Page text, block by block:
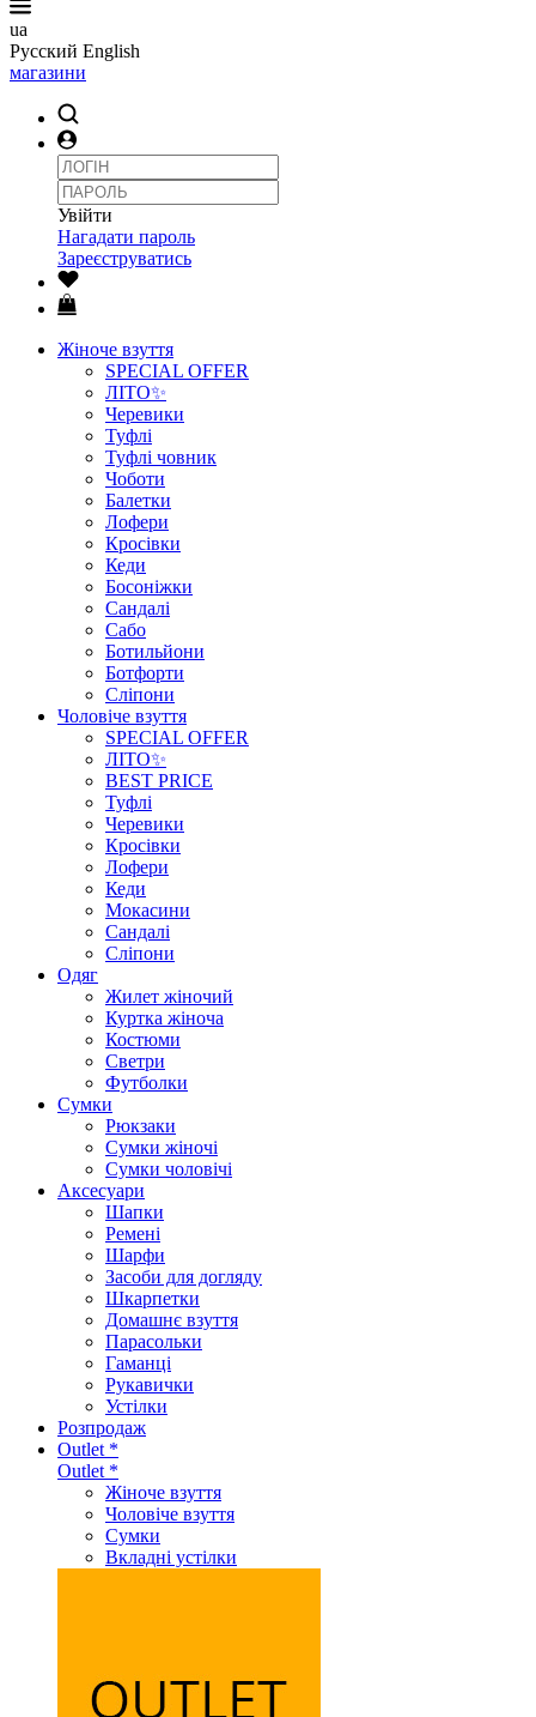
ua
Русский English
магазини
Увійти
Нагадати пароль
Зареєструватись
Жіноче взуття
SPECIAL OFFER
ЛІТО✨
Черевики
Туфлі
Туфлі човник
Чоботи
Балетки
Лофери
Кросівки
Кеди
Босоніжки
Сандалі
Сабо
Ботильйони
Ботфорти
Сліпони
Чоловіче взуття
SPECIAL OFFER
ЛІТО✨
BEST PRICE
Туфлі
Черевики
Кросівки
Лофери
Кеди
Мокасини
Сандалі
Сліпони
Одяг
Жилет жіночий
Куртка жіноча
Костюми
Светри
Футболки
Сумки
Рюкзаки
Сумки жіночі
Сумки чоловічі
Аксеcуари
Шапки
Ремені
Шарфи
Засоби для догляду
Шкарпетки
Домашнє взуття
Парасольки
Гаманці
Рукавички
Устілки
Розпродаж
Outlet *
Outlet *
Жіноче взуття
Чоловіче взуття
Сумки
Вкладні устілки